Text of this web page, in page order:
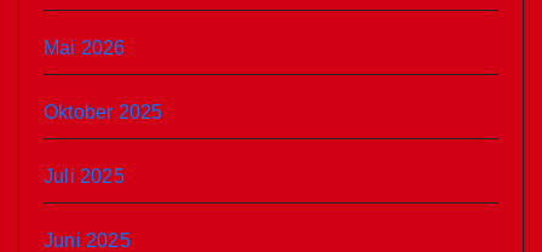
Mai 2026
Oktober 2025
Juli 2025
Juni 2025